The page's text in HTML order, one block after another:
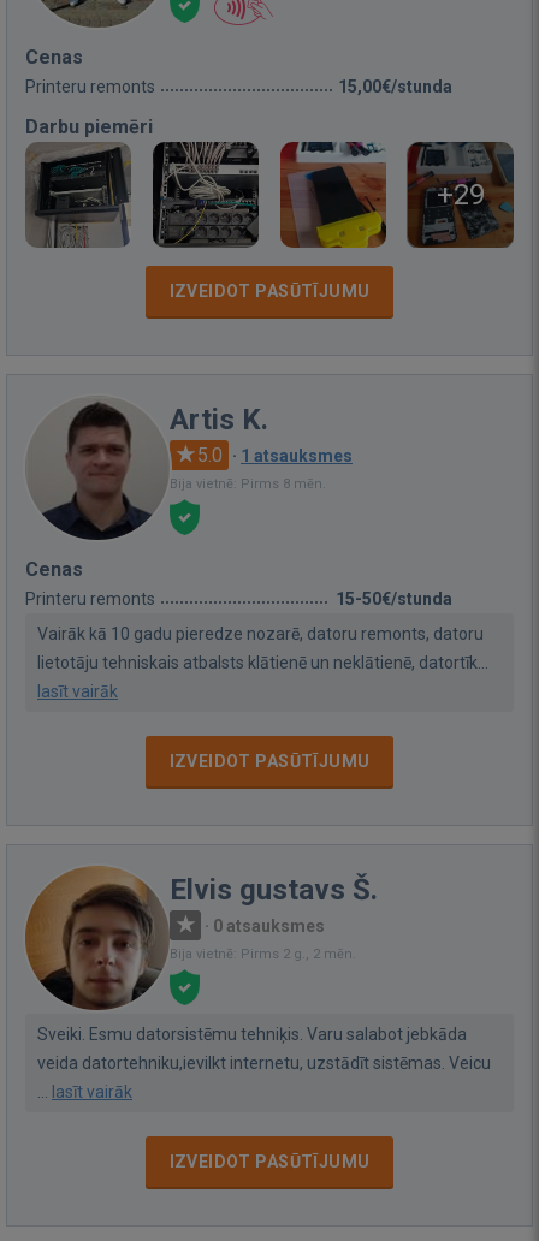
Cenas
Printeru remonts 15,00€/stunda
Darbu piemēri
+29
IZVEIDOT PASŪTĪJUMU
Artis K.
5.0 · 1 atsauksmes
Bija vietnē: Pirms 8 mēn.
Cenas
Printeru remonts
15-50€/stunda
Vairāk kā 10 gadu pieredze nozarē, datoru remonts, datoru
lietotāju tehniskais atbalsts klātienē un neklātienē, datortīk...
lasīt vairāk
IZVEIDOT PASŪTĪJUMU
Elvis gustavs Š.
· 0 atsauksmes
Bija vietnē: Pirms 2 g., 2 mēn.
Sveiki. Esmu datorsistēmu tehniķis. Varu salabot jebkāda
veida datortehniku,ievilkt internetu, uzstādīt sistēmas. Veicu
lasīt vairāk
IZVEIDOT PASŪTĪJUMU